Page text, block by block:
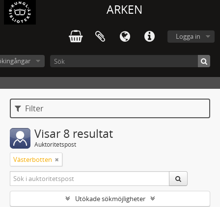
ARKEN
Logga in
Filter
Visar 8 resultat
Auktoritetspost
Västerbotten
Utökade sökmöjligheter